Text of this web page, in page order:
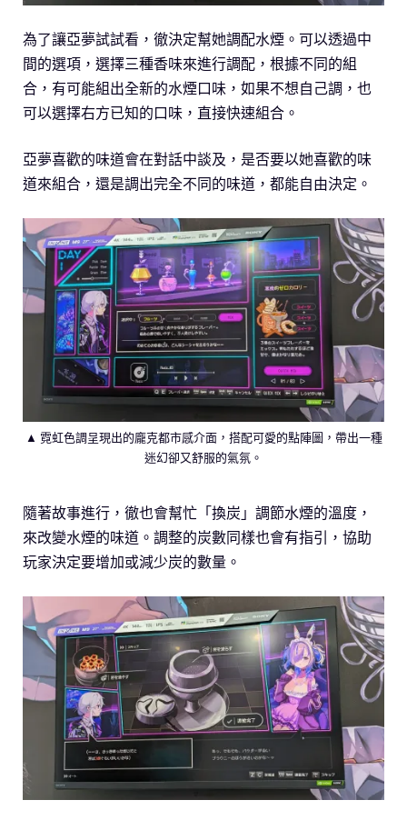
為了讓亞夢試試看，徹決定幫她調配水煙。可以透過中
間的選項，選擇三種香味來進行調配，根據不同的組
合，有可能組出全新的水煙口味，如果不想自己調，也
可以選擇右方已知的口味，直接快速組合。
亞夢喜歡的味道會在對話中談及，是否要以她喜歡的味
道來組合，還是調出完全不同的味道，都能自由決定。
▲ 霓虹色調呈現出的龐克都市感介面，搭配可愛的點陣圖，帶出一種
迷幻卻又舒服的氣氛。
隨著故事進行，徹也會幫忙「換炭」調節水煙的溫度，
來改變水煙的味道。調整的炭數同樣也會有指引，協助
玩家決定要增加或減少炭的數量。